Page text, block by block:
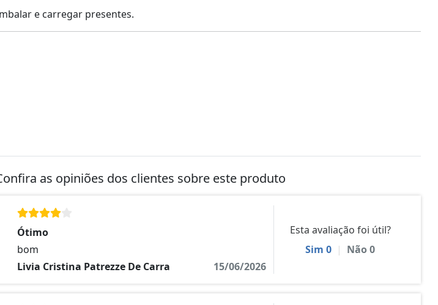
e carregar presentes.
as opiniões dos clientes sobre este produto
Ótimo
bom
Livia Cristina Patrezze De Carra
15/06/2026
Esta avaliação foi útil?
Sim 0 | Não0